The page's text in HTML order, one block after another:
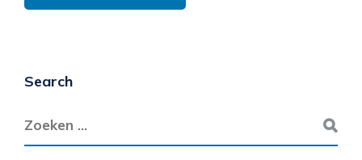
Search